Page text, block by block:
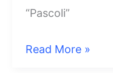
“Pascoli”
2
Read More »